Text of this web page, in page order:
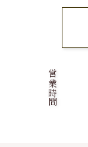
営業時間